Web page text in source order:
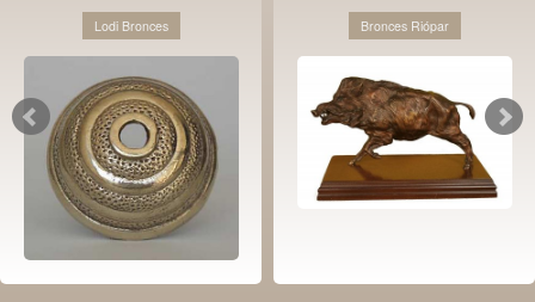
Lodi Bronces Bronces Riópar